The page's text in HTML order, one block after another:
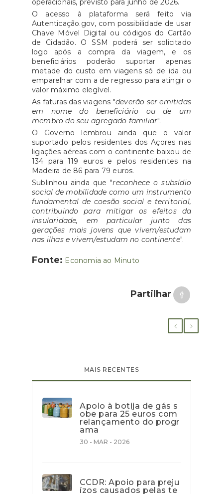
operacionais, previsto para junho de 2026.
O acesso à plataforma será feito via
Autenticação.gov, com possibilidade de usar
Chave Móvel Digital ou códigos do Cartão
de Cidadão. O SSM poderá ser solicitado
logo após a compra da viagem, e os
beneficiários poderão suportar apenas
metade do custo em viagens só de ida ou
emparelhar com a de regresso para atingir o
valor máximo elegível.
As faturas das viagens "deverão ser emitidas
em nome do beneficiário ou de um
membro do seu agregado familiar".
O Governo lembrou ainda que o valor
suportado pelos residentes dos Açores nas
ligações aéreas com o continente baixou de
134 para 119 euros e pelos residentes na
Madeira de 86 para 79 euros.
Sublinhou ainda que "reconhece o subsídio
social de mobilidade como um instrumento
fundamental de coesão social e territorial,
contribuindo para mitigar os efeitos da
insularidade, em particular junto das
gerações mais jovens que vivem/estudam
nas ilhas e vivem/estudam no continente".
Fonte: Economia ao Minuto
Partilhar
MAIS RECENTES
Apoio à botija de gás s
obe para 25 euros com
relançamento do progr
ama
30 - MAR - 2026
CCDR: Apoio para preju
ízos causados pelas te